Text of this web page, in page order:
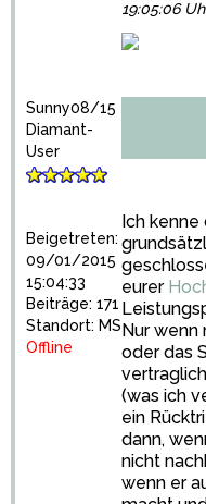
19:05:06
Sunny08/15
Diamant-
User
Beigetreten:
09/01/2015
15:04:33
Beiträge: 171
Standort: MS
Offline
Ich kenne
eurer
Nur wenn
oder das
(was ich
ein
dann,
nicht
wenn er